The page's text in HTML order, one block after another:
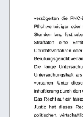
verzögerten die PNC-
Pflichtverteidiger   oder
Stunden   lang
Straftaten
eine
Gerichtsverfahren
Berufungsgericht
Die   lange
Untersuchungshaft   als
vorsahen.   Unter
Inhaftierung durch den
Das Recht auf ein
Justiz   hat   dieses
politischen,